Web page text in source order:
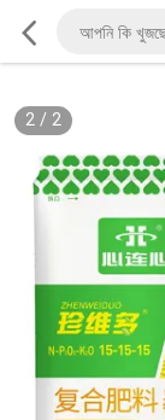
2/ 2